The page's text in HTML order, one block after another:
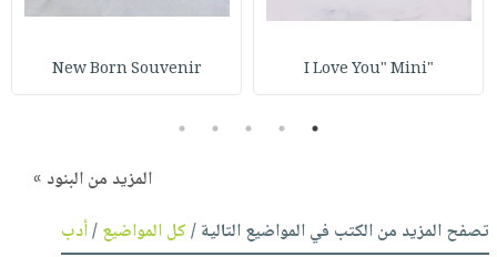
"I Love You" Mini
New Born Souvenir
1
2
3
4
5
المزيد من البنود »
تصفح المزيد من الكتب في المواضيع التالية /كل المواضيع/أدب